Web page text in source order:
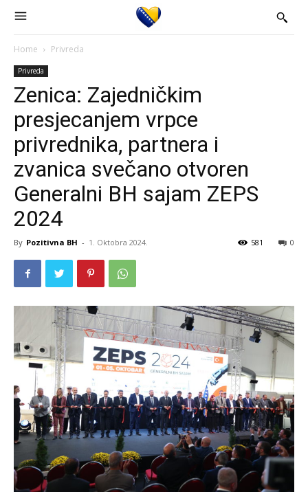
Home Privreda
Privreda
Zenica: Zajedničkim
presjecanjem vrpce
privrednika, partnera i
zvanica svečano otvoren
Generalni BH sajam ZEPS
2024
By Pozitivna BH - 1. Oktobra 2024. 0
581